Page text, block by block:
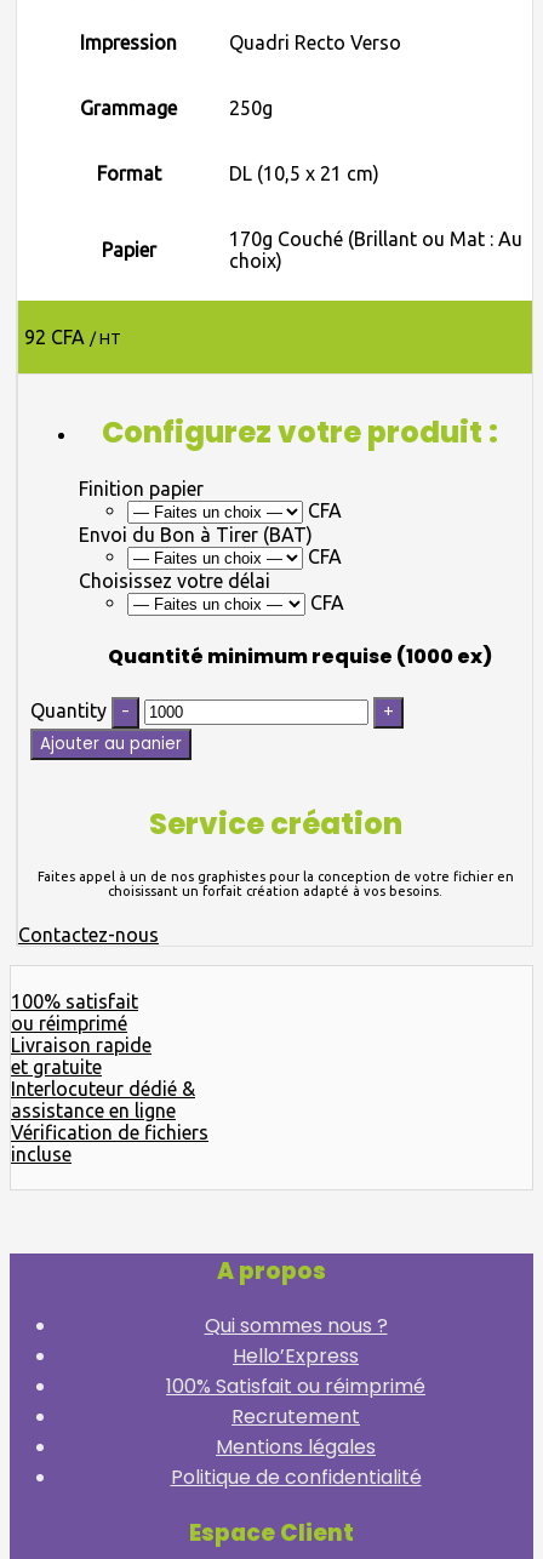
Impression Quadri Recto Verso
Grammage 250g
Format DL (10,5 x 21 cm)
Papier
170g Couché (Brillant ou Mat : Au
choix)
92 CFA / HT
Configurez votre produit :
Finition papier
CFA
Envoi du Bon à Tirer (BAT)
CFA
Choisissez votre délai
CFA
Quantité minimum requise (1000 ex)
Quantity
Ajouter au panier
Service création
Faites appel à un de nos graphistes pour la conception de votre fichier en
choisissant un forfait création adapté à vos besoins.
Contactez-nous
100% satisfait
ou réimprimé
Livraison rapide
et gratuite
Interlocuteur dédié &
assistance en ligne
Vérification de fichiers
incluse
A propos
Qui sommes nous ?
Hello’Express
100% Satisfait ou réimprimé
Recrutement
Mentions légales
Politique de confidentialité
Espace Client